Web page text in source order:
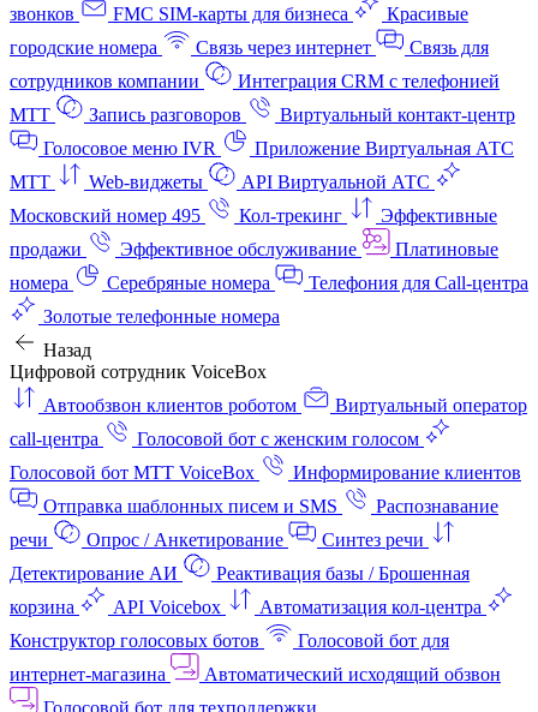
звонков
FMC SIM-карты для бизнеса
Красивые
городские номера
Связь через интернет
Связь для
сотрудников компании
Интеграция CRM с телефонией
МТТ
Запись разговоров
Виртуальный контакт‑центр
Голосовое меню IVR
Приложение Виртуальная АТС
МТТ
Web-виджеты
API Виртуальной АТС
Московский номер 495
Кол-трекинг
Эффективные
продажи
Эффективное обслуживание
Платиновые
номера
Серебряные номера
Телефония для Call-центра
Золотые телефонные номера
Назад
Цифровой сотрудник VoiceBox
Автообзвон клиентов роботом
Виртуальный оператор
call-центра
Голосовой бот с женским голосом
Голосовой бот МТТ VoiceBox
Информирование клиентов
Отправка шаблонных писем и SMS
Распознавание
речи
Опрос / Анкетирование
Синтез речи
Детектирование АИ
Реактивация базы / Брошенная
корзина
API Voicebox
Автоматизация кол‑центра
Конструктор голосовых ботов
Голосовой бот для
интернет‑магазина
Автоматический исходящий обзвон
Голосовой бот для техподдержки